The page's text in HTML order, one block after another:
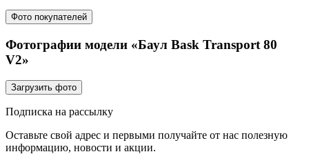
Фото покупателей
Фотографии модели «Баул Bask Transport 80
V2»
Загрузить фото
Подписка на рассылку
Оставьте свой адрес и первыми получайте от нас полезную
информацию, новости и акции.